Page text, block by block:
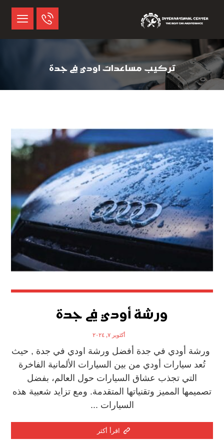
تركيب مساعدات اودي في جدة
ورشة أودي في جدة
أكتوبر ٧, ٢٠٢٤
ورشة أودي في جدة أفضل ورشة اودي في جدة , حيث
تُعد سيارات أودي من بين السيارات الألمانية الفاخرة
التي تجذب عشاق السيارات حول العالم، بفضل
تصميمها المميز وتقنياتها المتقدمة. ومع تزايد شعبية هذه
السيارات ...
اقرأ أكثر